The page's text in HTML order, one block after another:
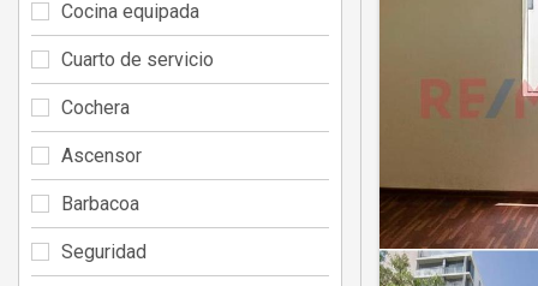
Cocina equipada
Cuarto de servicio
Cochera
Ascensor
Barbacoa
Seguridad